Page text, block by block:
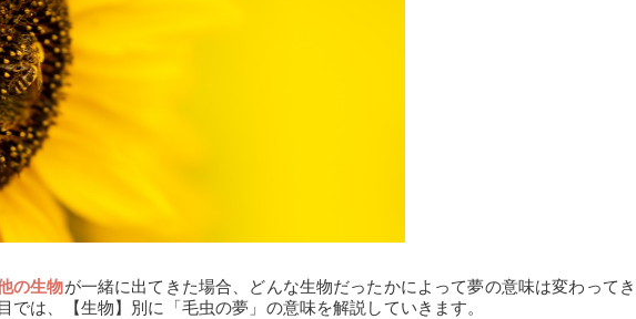
の生物が一緒に出てきた場合、どんな生物だったかによって夢の意味は変わってき
では、【生物】別に「毛虫の夢」の意味を解説していきます。